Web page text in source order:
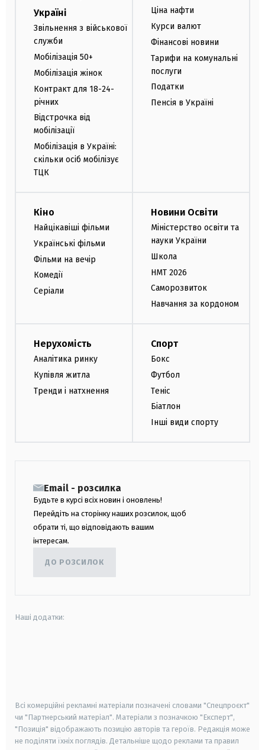
Україні
Звільнення з військової
служби
Мобілізація 50+
Мобілізація жінок
Контракт для 18-24-
річних
Відстрочка від
мобілізації
Мобілізація в Україні:
скільки осіб мобілізує
ТЦК
Ціна нафти
Курси валют
Фінансові новини
Тарифи на комунальні
послуги
Податки
Пенсія в Україні
Кіно
Найцікавіші фільми
Українські фільми
Фільми на вечір
Комедії
Серіали
Новини Освіти
Міністерство освіти та
науки України
Школа
НМТ 2026
Саморозвиток
Навчання за кордоном
Нерухомість
Аналітика ринку
Купівля житла
Тренди і натхнення
Спорт
Бокс
Футбол
Теніс
Біатлон
Інші види спорту
Email - розсилка
Будьте в курсі всіх новин і оновлень!
Перейдіть на сторінку наших розсилок, щоб
обрати ті, що відповідають вашим
інтересам.
ДО РОЗСИЛОК
Наші додатки:
Всі комерційні рекламні матеріали позначені словами "Спецпроєкт"
чи "Партнерський матеріал". Матеріали з позначкою "Експерт",
"Позиція" відображають позицію авторів та героїв. Редакція може
не поділяти їхніх поглядів. Детальніше щодо реклами та правил